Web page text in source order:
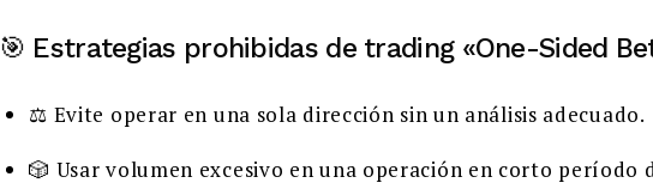
🎯 Estrategias prohibidas de trading «One-Sided
⚖️ Evite operar en una sola dirección sin un análisis adecuado.
🎲 Usar volumen excesivo en una operación en corto período